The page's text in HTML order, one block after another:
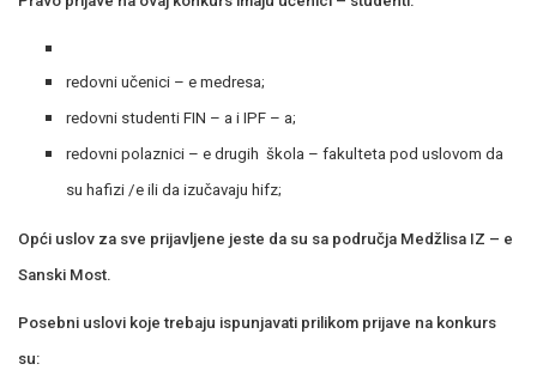
redovni učenici – e medresa;
redovni studenti FIN – a i IPF – a;
redovni polaznici – e drugih škola – fakulteta pod uslovom da
su hafizi /e ili da izučavaju hifz;
Opći uslov za sve prijavljene jeste da su sa područja Medžlisa IZ – e
Sanski Most.
Posebni uslovi koje trebaju ispunjavati prilikom prijave na konkurs
su: